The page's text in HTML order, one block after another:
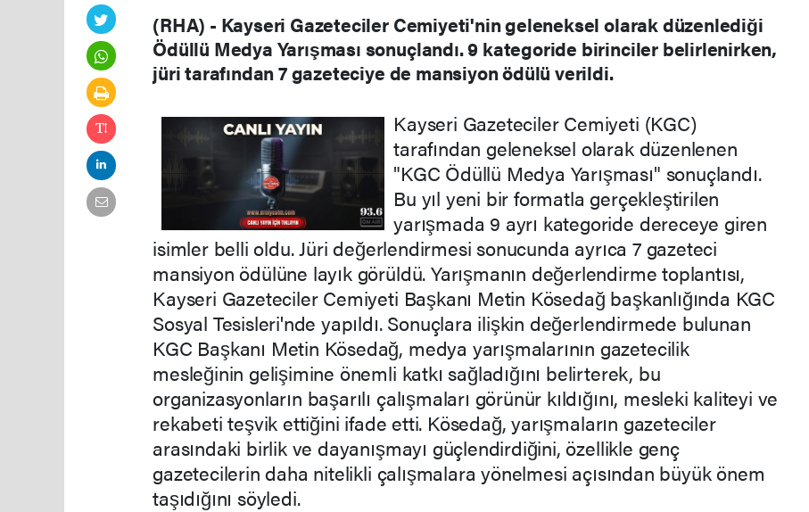
(RHA) - Kayseri Gazeteciler Cemiyeti'nin geleneksel olarak düzenlediği
Ödüllü Medya Yarışması sonuçlandı. 9 kategoride birinciler belirlenirken,
jüri tarafından 7 gazeteciye de mansiyon ödülü verildi.
Kayseri Gazeteciler Cemiyeti (KGC)
tarafından geleneksel olarak düzenlenen
"KGC Ödüllü Medya Yarışması" sonuçlandı.
Bu yıl yeni bir formatla gerçekleştirilen
yarışmada 9 ayrı kategoride dereceye giren
isimler belli oldu. Jüri değerlendirmesi sonucunda ayrıca 7 gazeteci
mansiyon ödülüne layık görüldü. Yarışmanın değerlendirme toplantısı,
Kayseri Gazeteciler Cemiyeti Başkanı Metin Kösedağ başkanlığında KGC
Sosyal Tesisleri'nde yapıldı. Sonuçlara ilişkin değerlendirmede bulunan
KGC Başkanı Metin Kösedağ, medya yarışmalarının gazetecilik
mesleğinin gelişimine önemli katkı sağladığını belirterek, bu
organizasyonların başarılı çalışmaları görünür kıldığını, mesleki kaliteyi ve
rekabeti teşvik ettiğini ifade etti. Kösedağ, yarışmaların gazeteciler
arasındaki birlik ve dayanışmayı güçlendirdiğini, özellikle genç
gazetecilerin daha nitelikli çalışmalara yönelmesi açısından büyük önem
taşıdığını söyledi.